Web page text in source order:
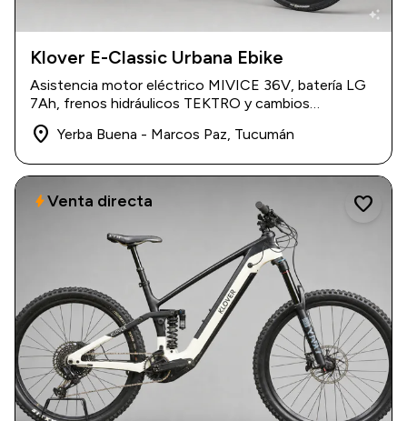
auto_awesome
USD 1.200
Klover E-Classic Urbana Ebike
Asistencia motor eléctrico MIVICE 36V, batería LG
7Ah, frenos hidráulicos TEKTRO y cambios
SUNRACE 8v.
place Yerba Buena - Marcos Paz, Tucumán
favorite
boltVenta directa